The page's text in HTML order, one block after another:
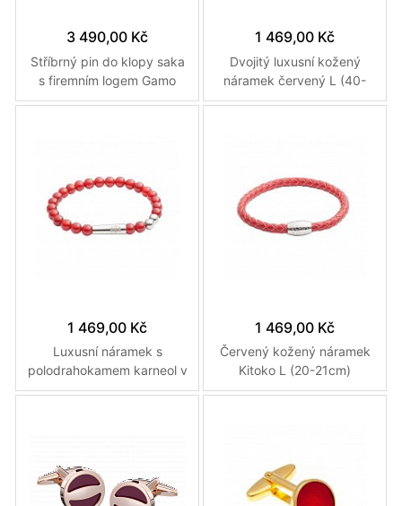
3 490,00 Kč
Stříbrný pin do klopy saka
s firemním logem Gamo
vyrobené na zakázku
1 469,00 Kč
Dvojitý luxusní kožený
náramek červený L (40-
42cm)
1 469,00 Kč
Luxusní náramek s
polodrahokamem karneol v
oranžovo-červené barvě L
1 469,00 Kč
Červený kožený náramek
Kitoko L (20-21cm)